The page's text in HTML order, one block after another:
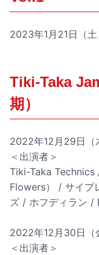
2023年1月21日（
Tiki-Taka
期）
2022年12月29日（
＜出演者＞
Tiki-Taka Technics
Flowers） / サイプ
ズ / ホフディラン /
2022年12月30日（
＜出演者＞